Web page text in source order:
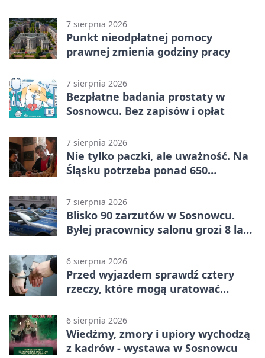
7 sierpnia 2026
Punkt nieodpłatnej pomocy
prawnej zmienia godziny pracy
7 sierpnia 2026
Bezpłatne badania prostaty w
Sosnowcu. Bez zapisów i opłat
7 sierpnia 2026
Nie tylko paczki, ale uważność. Na
Śląsku potrzeba ponad 650
7 sierpnia 2026
Blisko 90 zarzutów w Sosnowcu.
Byłej pracownicy salonu grozi 8 lat
6 sierpnia 2026
Przed wyjazdem sprawdź cztery
rzeczy, które mogą uratować
6 sierpnia 2026
Wiedźmy, zmory i upiory wychodzą
z kadrów - wystawa w Sosnowcu